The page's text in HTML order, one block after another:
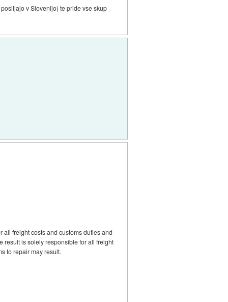
v Slovenijo) te pride vse skup
freight costs and customs duties and
result is solely responsible for all freight
to repair may result.